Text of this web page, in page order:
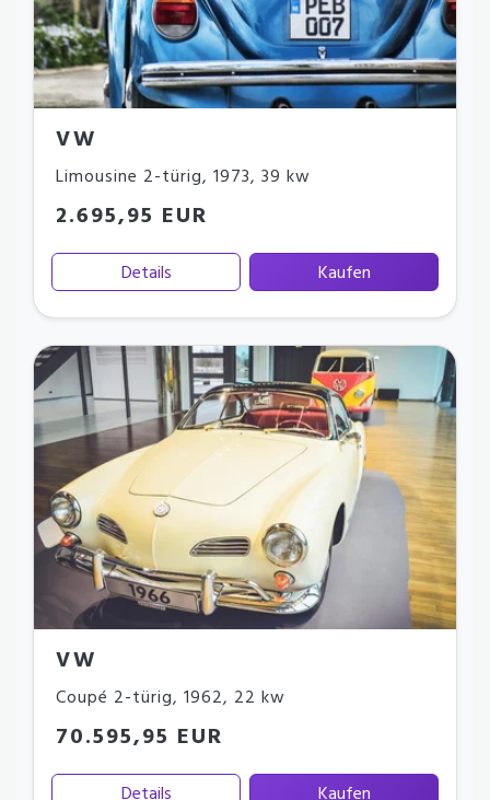
VW
Limousine 2-türig, 1973, 39 kw
2.695,95 EUR
Details Kaufen
VW
Coupé 2-türig, 1962, 22 kw
70.595,95 EUR